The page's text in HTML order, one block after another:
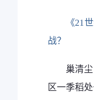
《21
战？
巢清
区一季稻